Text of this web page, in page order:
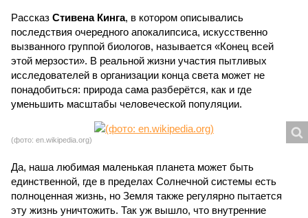
Рассказ Стивена Кинга, в котором описывались
последствия очередного апокалипсиса, искусственно
вызванного группой биологов, называется «Конец всей
этой мерзости». В реальной жизни участия пытливых
исследователей в организации конца света может не
понадобиться: природа сама разберётся, как и где
уменьшить масштабы человеческой популяции.
(фото: en.wikipedia.org)
Да, наша любимая маленькая планета может быть
единственной, где в пределах Солнечной системы есть
полноценная жизнь, но Земля также регулярно пытается
эту жизнь уничтожить. Так уж вышло, что внутренние